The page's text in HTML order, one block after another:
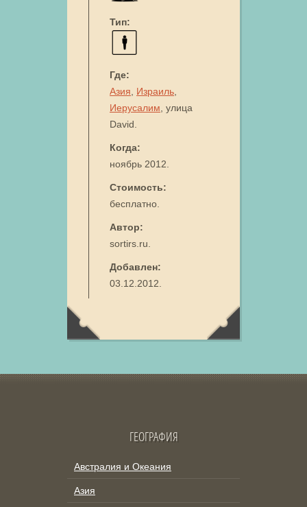
Тип:
Где:
Азия
Израиль
Иерусалим , улица
David.
Когда:
ноябрь 2012.
Стоимость:
бесплатно.
Автор:
sortirs.ru.
Добавлен:
03.12.2012.
ГЕОГРАФИЯ
Австралия и Океания
Азия